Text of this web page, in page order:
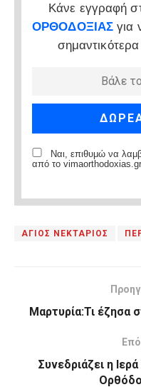
Κάνε εγγραφή
ΟΡΘΟΔΟΞΙΑΣ για
Ναι, επιθυμώ να
από το vimaorthodoxias.gr
ΑΓΙΟΣ ΝΕΚΤΑΡΙΟΣ
Μαρτυρία:Τι έζησα
Συνεδριάζει η